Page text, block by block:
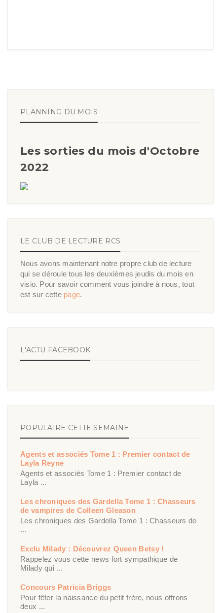
PLANNING DU MOIS
Les sorties du mois d'Octobre
2022
LE CLUB DE LECTURE RCS
Nous avons maintenant notre propre club de lecture
qui se déroule tous les deuxièmes jeudis du mois en
visio. Pour savoir comment vous joindre à nous, tout
est sur cette page.
L'ACTU FACEBOOK
POPULAIRE CETTE SEMAINE
Agents et associés Tome 1 : Premier contact de
Layla Reyne
Agents et associés Tome 1 : Premier contact de
Layla ...
Les chroniques des Gardella Tome 1 : Chasseurs
de vampires de Colleen Gleason
Les chroniques des Gardella Tome 1 : Chasseurs de
...
Exclu Milady : Découvrez Queen Betsy !
Rappelez vous cette news fort sympathique de
Milady qui ...
Concours Patricia Briggs
Pour fêter la naissance du petit frère, nous offrons
deux ...